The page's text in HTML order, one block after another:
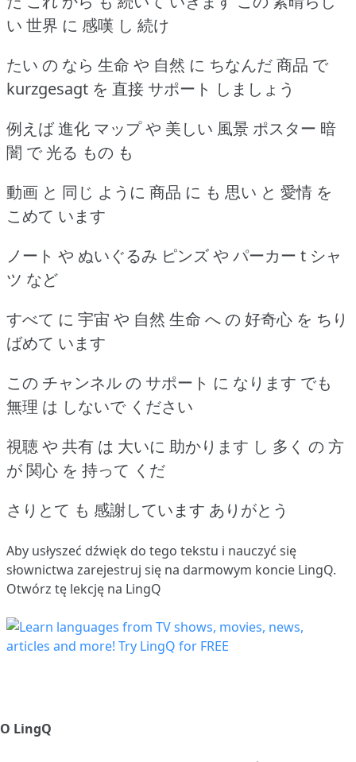
い 世界 に 感嘆 し 続け
たい の なら 生命 や 自然 に ちなんだ 商品 で
kurzgesagt を 直接 サポート しましょう
例えば 進化 マップ や 美しい 風景 ポスター 暗
闇 で 光る もの も
動画 と 同じ ように 商品 に も 思い と 愛情 を
こめて います
ノート や ぬいぐるみ ピンズ や パーカー t シャ
ツ など
すべて に 宇宙 や 自然 生命 へ の 好奇心 を ちり
ばめて います
この チャンネル の サポート に なります でも
無理 は しないで ください
視聴 や 共有 は 大いに 助かります し 多く の 方
が 関心 を 持って くだ
さりとて も 感謝しています ありがとう
Aby usłyszeć dźwięk do tego tekstu i nauczyć się
słownictwa zarejestruj się na darmowym koncie LingQ.
Otwórz tę lekcję na LingQ
O LingQ